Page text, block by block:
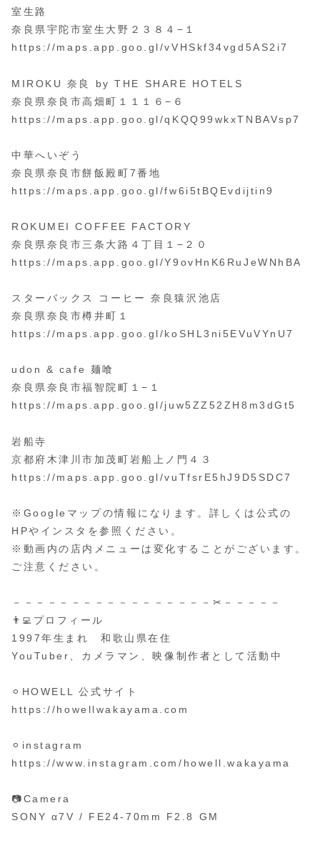
室生路
奈良県宇陀市室生大野２３８４−１
https://maps.app.goo.gl/vVHSkf34vgd5AS2i7
MIROKU 奈良 by THE SHARE HOTELS
奈良県奈良市高畑町１１１６−６
https://maps.app.goo.gl/qKQQ99wkxTNBAVsp7
中華へいぞう
奈良県奈良市餅飯殿町7番地
https://maps.app.goo.gl/fw6i5tBQEvdijtin9
ROKUMEI COFFEE FACTORY
奈良県奈良市三条大路４丁目１−２０
https://maps.app.goo.gl/Y9ovHnK6RuJeWNhBA
スターバックス コーヒー 奈良猿沢池店
奈良県奈良市樽井町１
https://maps.app.goo.gl/koSHL3ni5EVuVYnU7
udon & cafe 麺喰
奈良県奈良市福智院町１−１
https://maps.app.goo.gl/juw5ZZ52ZH8m3dGt5
岩船寺
京都府木津川市加茂町岩船上ノ門４３
https://maps.app.goo.gl/vuTfsrE5hJ9D5SDC7
※Googleマップの情報になります。詳しくは公式の
HPやインスタを参照ください。
※動画内の店内メニューは変化することがございます。
ご注意ください。
－－－－－－－－－－－－－－－－－✂︎－－－－－
👨‍💻プロフィール
1997年生まれ 和歌山県在住
YouTuber、カメラマン、映像制作者として活動中
⚪︎HOWELL 公式サイト
https://howellwakayama.com
⚪︎instagram
https://www.instagram.com/howell.wakayama
📷Camera
SONY α7V / FE24-70mm F2.8 GM